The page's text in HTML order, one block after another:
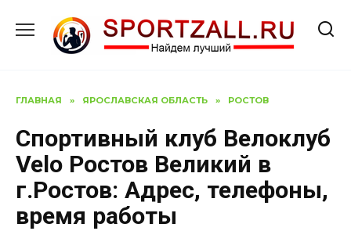
содержанию
ГЛАВНАЯ » ЯРОСЛАВСКАЯ ОБЛАСТЬ » РОСТОВ
Спортивный клуб Велоклуб
Velo Ростов Великий в
г.Ростов: Адрес, телефоны,
время работы